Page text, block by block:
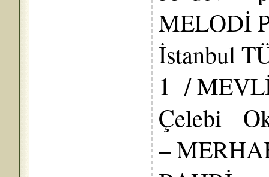
MELODİ
İstanbul
1 /
Çelebi
–